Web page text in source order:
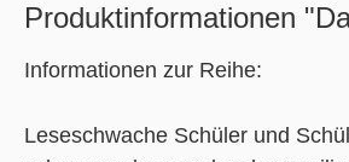
Produktinformationen
Informationen zur Reihe:
Leseschwache Schüler und